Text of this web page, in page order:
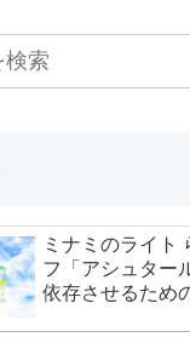
ミナミのライト
フ「アシュター
依存させるため